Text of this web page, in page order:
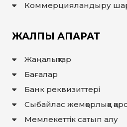
Коммерцияландыру
ЖАЛПЫ АҚПАРАТ
Жаңалықтар
Бағалар
Банк реквизиттері
Сыбайлас жемқорлыққа
Мемлекеттiк сатып алу